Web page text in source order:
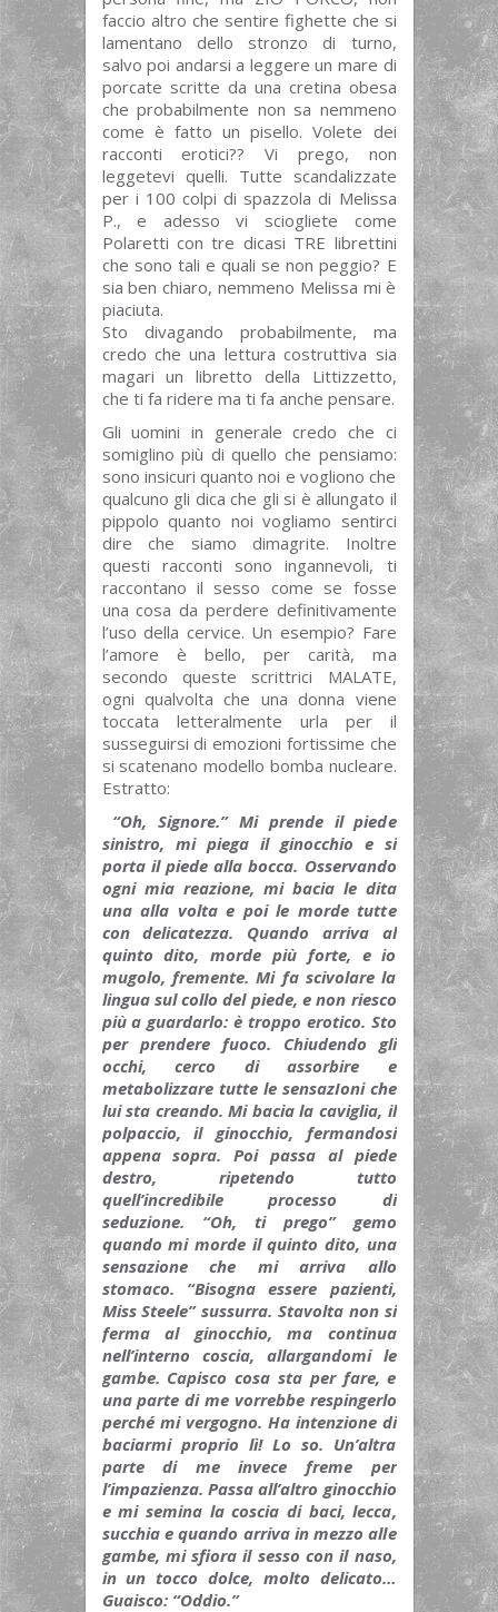
faccio altro che sentire fighette che si
lamentano dello stronzo di turno,
salvo poi andarsi a leggere un mare di
porcate scritte da una cretina obesa
che probabilmente non sa nemmeno
come è fatto un pisello. Volete dei
racconti erotici?? Vi prego, non
leggetevi quelli. Tutte scandalizzate
per i 100 colpi di spazzola di Melissa
P., e adesso vi sciogliete come
Polaretti con tre dicasi TRE librettini
che sono tali e quali se non peggio? E
sia ben chiaro, nemmeno Melissa mi è
piaciuta.
Sto divagando probabilmente, ma
credo che una lettura costruttiva sia
magari un libretto della Littizzetto,
che ti fa ridere ma ti fa anche pensare.
Gli uomini in generale credo che ci
somiglino più di quello che pensiamo:
sono insicuri quanto noi e vogliono che
qualcuno gli dica che gli si è allungato il
pippolo quanto noi vogliamo sentirci
dire che siamo dimagrite. Inoltre
questi racconti sono ingannevoli, ti
raccontano il sesso come se fosse
una cosa da perdere definitivamente
l’uso della cervice. Un esempio? Fare
l’amore è bello, per carità, ma
secondo queste scrittrici MALATE,
ogni qualvolta che una donna viene
toccata letteralmente urla per il
susseguirsi di emozioni fortissime che
si scatenano modello bomba nucleare.
Estratto:
“Oh, Signore.” Mi prende il piede
sinistro, mi piega il ginocchio e si
porta il piede alla bocca. Osservando
ogni mia reazione, mi bacia le dita
una alla volta e poi le morde tutte
con delicatezza. Quando arriva al
quinto dito, morde più forte, e io
mugolo, fremente. Mi fa scivolare la
lingua sul collo del piede, e non riesco
più a guardarlo: è troppo erotico. Sto
per prendere fuoco. Chiudendo gli
occhi, cerco di assorbire e
metabolizzare tutte le sensazIoni che
lui sta creando. Mi bacia la caviglia, il
polpaccio, il ginocchio, fermandosi
appena sopra. Poi passa al piede
destro, ripetendo tutto
quell’incredibile processo di
seduzione. “Oh, ti prego” gemo
quando mi morde il quinto dito, una
sensazione che mi arriva allo
stomaco. “Bisogna essere pazienti,
Miss Steele” sussurra. Stavolta non si
ferma al ginocchio, ma continua
nell’interno coscia, allargandomi le
gambe. Capisco cosa sta per fare, e
una parte di me vorrebbe respingerlo
perché mi vergogno. Ha intenzione di
baciarmi proprio lì! Lo so. Un’altra
parte di me invece freme per
l’impazienza. Passa all’altro ginocchio
e mi semina la coscia di baci, lecca,
succhia e quando arriva in mezzo alle
gambe, mi sfiora il sesso con il naso,
in un tocco dolce, molto delicato…
Guaisco: “Oddio.”